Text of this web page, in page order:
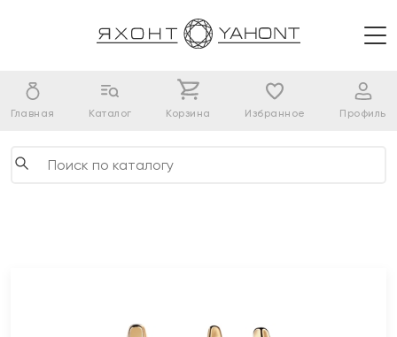
Главная Каталог Корзина Избранное Профиль